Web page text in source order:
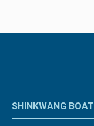
SHINKWANG BOAT